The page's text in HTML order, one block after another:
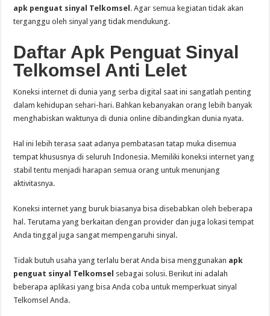
apk penguat sinyal Telkomsel. Agar semua kegiatan tidak akan
terganggu oleh sinyal yang tidak mendukung.
Daftar Apk Penguat Sinyal
Telkomsel Anti Lelet
Koneksi internet di dunia yang serba digital saat ini sangatlah penting
dalam kehidupan sehari-hari. Bahkan kebanyakan orang lebih banyak
menghabiskan waktunya di dunia online dibandingkan dunia nyata.
Hal ini lebih terasa saat adanya pembatasan tatap muka disemua
tempat khususnya di seluruh Indonesia. Memiliki koneksi internet yang
stabil tentu menjadi harapan semua orang untuk menunjang
aktivitasnya.
Koneksi internet yang buruk biasanya bisa disebabkan oleh beberapa
hal. Terutama yang berkaitan dengan provider dan juga lokasi tempat
Anda tinggal juga sangat mempengaruhi sinyal.
Tidak butuh usaha yang terlalu berat Anda bisa menggunakan apk
penguat sinyal Telkomsel sebagai solusi. Berikut ini adalah
beberapa aplikasi yang bisa Anda coba untuk memperkuat sinyal
Telkomsel Anda.